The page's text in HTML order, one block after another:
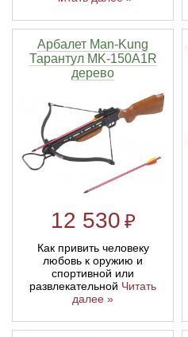
Арбалет Man-Kung
Тарантул MK-150A1R
дерево
12 530 ₽
Как привить человеку
любовь к оружию и
спортивной или
развлекательной Читать
далее »